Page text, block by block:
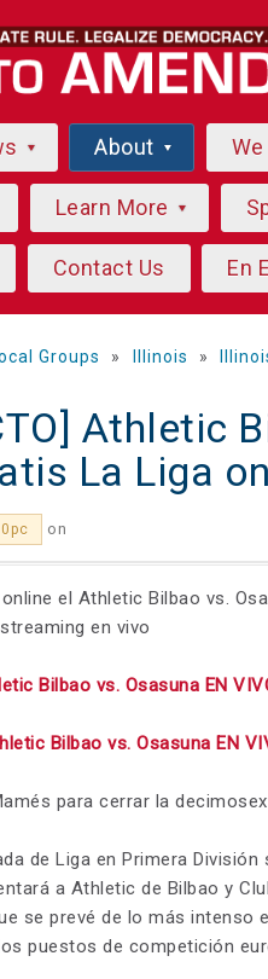
About
Learn More
Contact Us En
Groups » Illinois »
Athletic
La Liga
on
el Athletic Bilbao vs.
en vivo
Bilbao vs. Osasuna EN
Bilbao vs. Osasuna EN
para cerrar la
de Liga en Primera
a Athletic de Bilbao y
se prevé de lo más
puestos de competición